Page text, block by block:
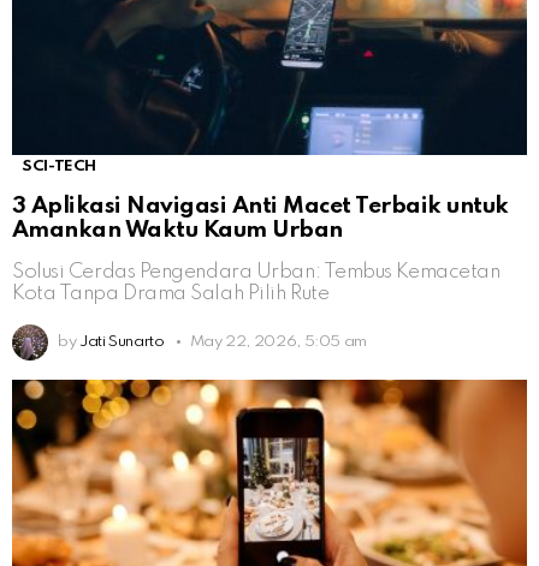
SCI-TECH
3 Aplikasi Navigasi Anti Macet Terbaik untuk
Amankan Waktu Kaum Urban
Solusi Cerdas Pengendara Urban: Tembus Kemacetan
Kota Tanpa Drama Salah Pilih Rute
by Jati Sunarto May 22, 2026, 5:05 am